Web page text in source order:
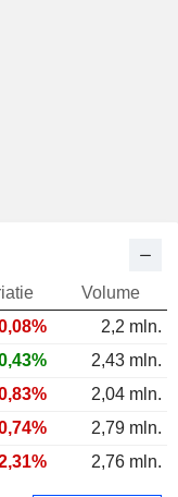
Volume
2,2 mln.
2,43 mln.
2,04 mln.
2,79 mln.
2,76 mln.